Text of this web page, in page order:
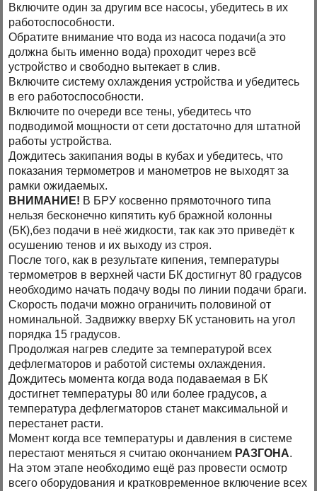
Включите один за другим все насосы, убедитесь в их
работоспособности.
Обратите внимание что вода из насоса подачи(а это
должна быть именно вода) проходит через всё
устройство и свободно вытекает в слив.
Включите систему охлаждения устройства и убедитесь
в его работоспособности.
Включите по очереди все тены, убедитесь что
подводимой мощности от сети достаточно для штатной
работы устройства.
Дождитесь закипания воды в кубах и убедитесь, что
показания термометров и манометров не выходят за
рамки ожидаемых.
ВНИМАНИЕ! В БРУ косвенно прямоточного типа
нельзя бесконечно кипятить куб бражной колонны
(БК),без подачи в неё жидкости, так как это приведёт к
осушению тенов и их выходу из строя.
После того, как в результате кипения, температуры
термометров в верхней части БК достигнут 80 градусов
необходимо начать подачу воды по линии подачи браги.
Скорость подачи можно ограничить половиной от
номинальной. Задвижку вверху БК установить на угол
порядка 15 градусов.
Продолжая нагрев следите за температурой всех
дефлегматоров и работой системы охлаждения.
Дождитесь момента когда вода подаваемая в БК
достигнет температуры 80 или более градусов, а
температура дефлегматоров станет максимальной и
перестанет расти.
Момент когда все температуры и давления в системе
перестают меняться я считаю окончанием РАЗГОНА.
На этом этапе необходимо ещё раз провести осмотр
всего оборудования и кратковременное включение всех